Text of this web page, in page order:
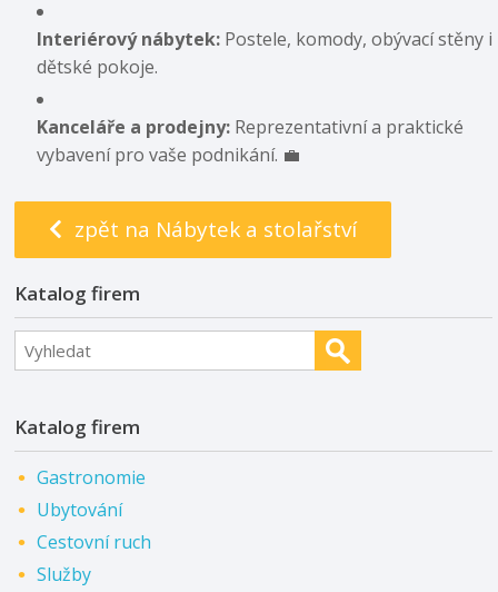
Interiérový nábytek: Postele, komody, obývací stěny i
dětské pokoje.
Kanceláře a prodejny: Reprezentativní a praktické
vybavení pro vaše podnikání. 💼
zpět na Nábytek a stolařství
Katalog firem
Katalog firem
Gastronomie
Ubytování
Cestovní ruch
Služby